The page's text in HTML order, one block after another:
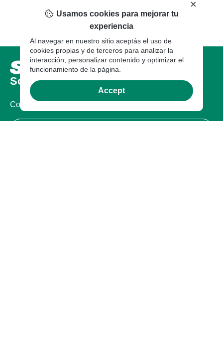
Sobre nosotros
Compañia
×
Usamos cookies para mejorar tu
experiencia
Al navegar en nuestro sitio aceptás el uso de
cookies propias y de terceros para analizar la
interacción, personalizar contenido y optimizar el
funcionamiento de la página.
Accept